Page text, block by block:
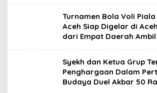
Turnamen Bola Voli Piala
Aceh Siap Digelar di
dari Empat Daerah
Syekh dan Ketua Grup
Penghargaan Dalam
Budaya Duel Akbar 50